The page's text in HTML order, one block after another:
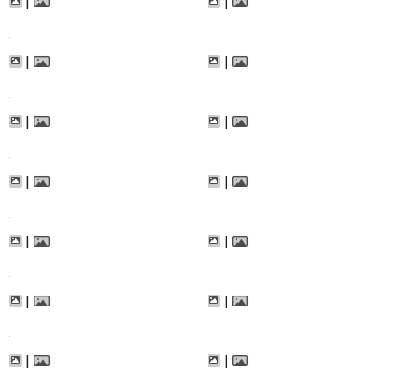
| |
| |
| |
| |
| |
| |